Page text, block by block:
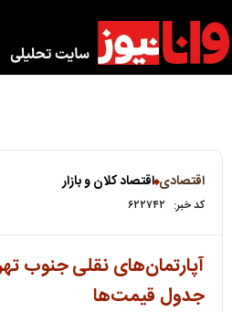
اقتصادی اقتصاد کلان و بازار
کد خبر: ۶۲۲۷۴۲
آپارتمان‌های نقلی‌ جنوب
جدول قیمت‌ها